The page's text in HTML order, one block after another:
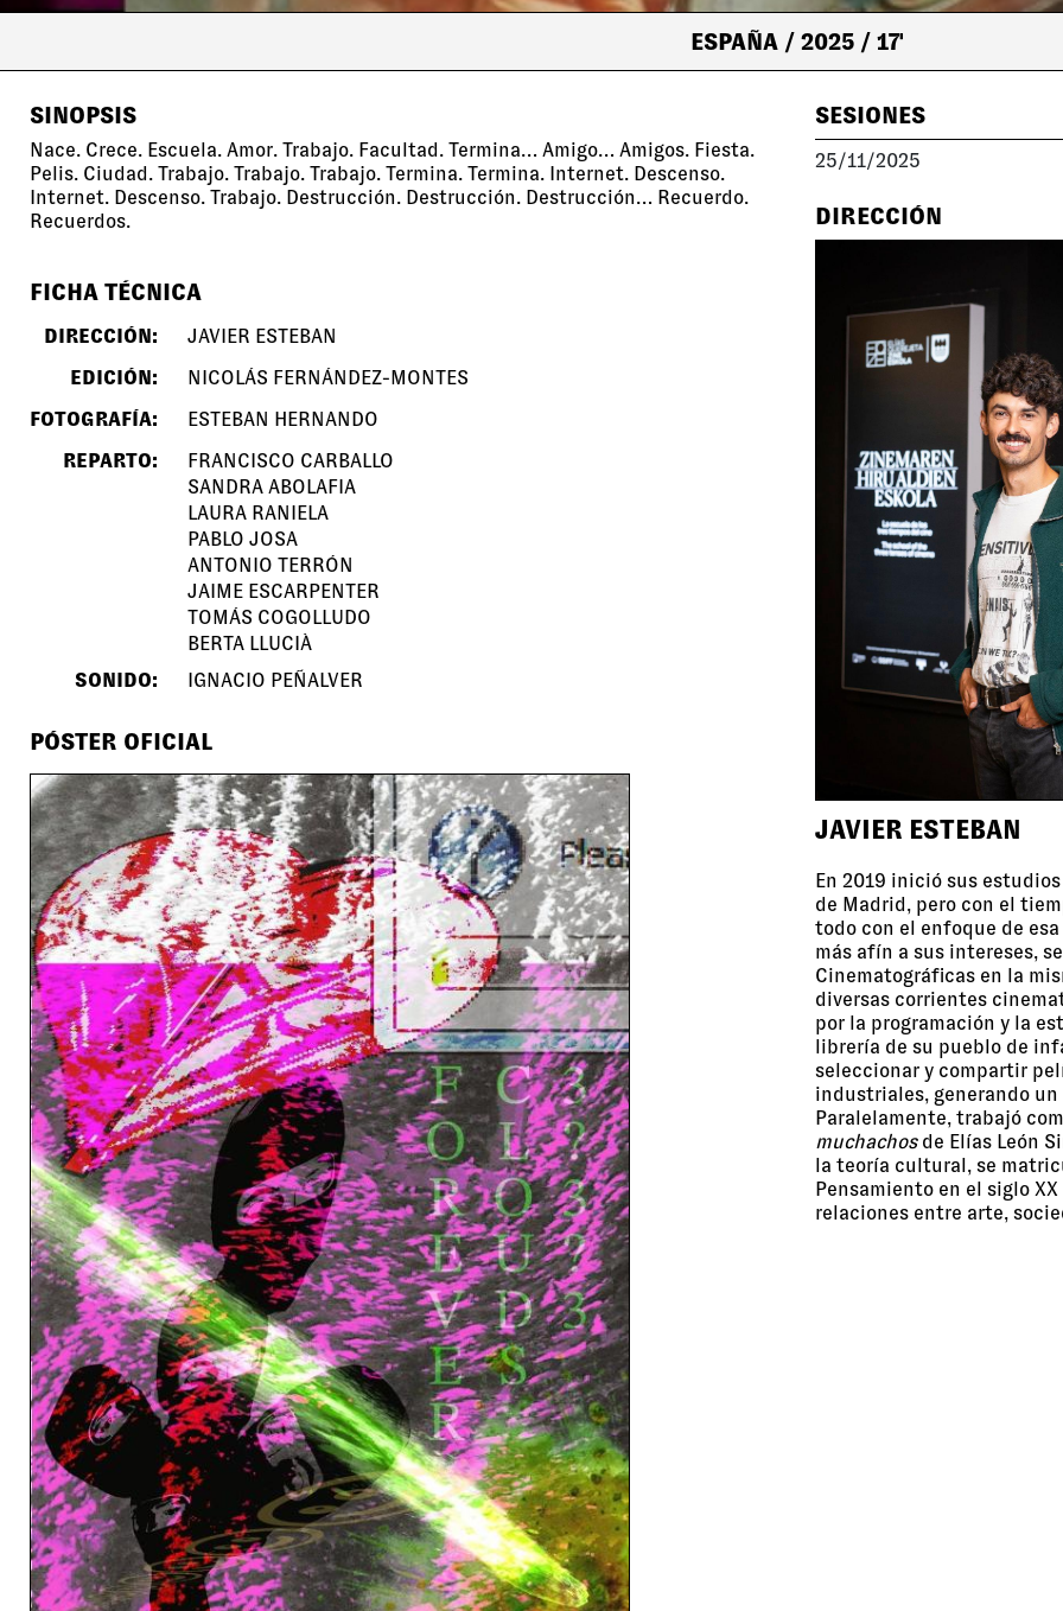
ESPAÑA / 2025 / 17'
SINOPSIS
Nace. Crece. Escuela. Amor. Trabajo. Facultad. Termina… Amigo… Amigos. Fiesta.
Pelis. Ciudad. Trabajo. Trabajo. Trabajo. Termina. Termina. Internet. Descenso.
Internet. Descenso. Trabajo. Destrucción. Destrucción. Destrucción… Recuerdo.
Recuerdos.
FICHA TÉCNICA
DIRECCIÓN:
JAVIER ESTEBAN
EDICIÓN:
NICOLÁS FERNÁNDEZ-MONTES
FOTOGRAFÍA:
ESTEBAN HERNANDO
REPARTO:
FRANCISCO CARBALLO
SANDRA ABOLAFIA
LAURA RANIELA
PABLO JOSA
ANTONIO TERRÓN
JAIME ESCARPENTER
TOMÁS COGOLLUDO
BERTA LLUCIÀ
SONIDO:
IGNACIO PEÑALVER
PÓSTER OFICIAL
SESIONES
25/11/2025
DIRECCIÓN
JAVIER ESTEBAN
En 2019 inició sus
de Madrid, pero con el
todo con el enfoque de
más afín a sus intereses,
Cinematográficas en la
diversas corrientes
por la programación y la
librería de su pueblo de
seleccionar y compartir
industriales, generando
Paralelamente, trabajó
muchachosde Elías León
la teoría cultural, se
Pensamiento en el siglo
relaciones entre arte,